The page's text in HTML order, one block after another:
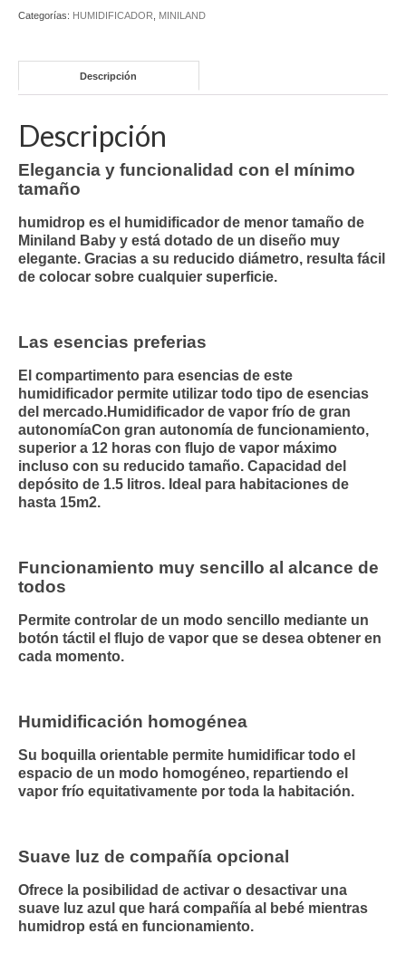
Categorías: HUMIDIFICADOR MINILAND
Descripción
Descripción
Elegancia y funcionalidad con el mínimo
tamaño
humidrop es el humidificador de menor tamaño de
Miniland Baby y está dotado de un diseño muy
elegante. Gracias a su reducido diámetro, resulta fácil
de colocar sobre cualquier superficie.
Las esencias preferias
El compartimento para esencias de este
humidificador permite utilizar todo tipo de esencias
del mercado.Humidificador de vapor frío de gran
autonomíaCon gran autonomía de funcionamiento,
superior a 12 horas con flujo de vapor máximo
incluso con su reducido tamaño. Capacidad del
depósito de 1.5 litros. Ideal para habitaciones de
hasta 15m2.
Funcionamiento muy sencillo al alcance de
todos
Permite controlar de un modo sencillo mediante un
botón táctil el flujo de vapor que se desea obtener en
cada momento.
Humidificación homogénea
Su boquilla orientable permite humidificar todo el
espacio de un modo homogéneo, repartiendo el
vapor frío equitativamente por toda la habitación.
Suave luz de compañía opcional
Ofrece la posibilidad de activar o desactivar una
suave luz azul que hará compañía al bebé mientras
humidrop está en funcionamiento.